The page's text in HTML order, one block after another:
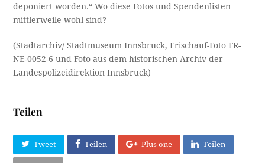
deponiert worden.“ Wo diese Fotos und Spendenlisten
mittlerweile wohl sind?
(Stadtarchiv/ Stadtmuseum Innsbruck, Frischauf-Foto FR-
NE-0052-6 und Foto aus dem historischen Archiv der
Landespolizeidirektion Innsbruck)
Teilen
Tweet Teilen Plus one Teilen